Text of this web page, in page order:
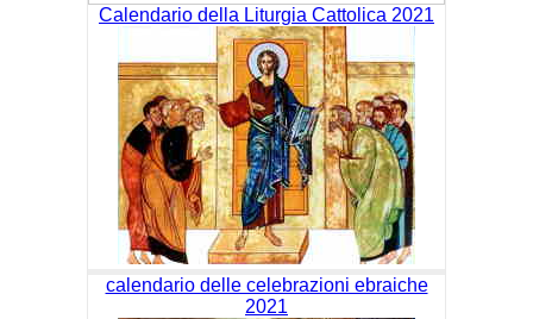
Calendario della Liturgia Cattolica 2021
calendario delle celebrazioni ebraiche
2021